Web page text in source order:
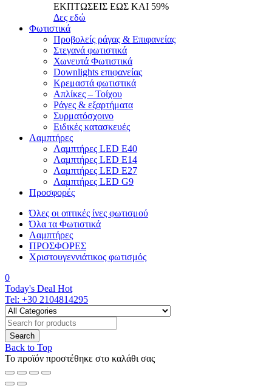
ΕΚΠΤΩΣΕΙΣ ΕΩΣ ΚΑΙ 59%
Δες εδώ
Φωτιστικά
Προβολείς ράγας & Επιφανείας
Στεγανά φωτιστικά
Χωνευτά Φωτιστικά
Downlights επιφανείας
Κρεμαστά φωτιστικά
Απλίκες – Τοίχου
Ράγες & εξαρτήματα
Συρματόσχοινο
Ειδικές κατασκευές
Λαμπτήρες
Λαμπτήρες LED E40
Λαμπτήρες LED E14
Λαμπτήρες LED E27
Λαμπτήρες LED G9
Προσφορές
Όλες οι οπτικές ίνες φωτισμού
Όλα τα Φωτιστικά
Λαμπτήρες
ΠΡΟΣΦΟΡΕΣ
Χριστουγεννιάτικος φωτισμός
0
Today's Deal Hot
Tel: +30 2104814295
Back to Top
Το προϊόν προστέθηκε στο καλάθι σας